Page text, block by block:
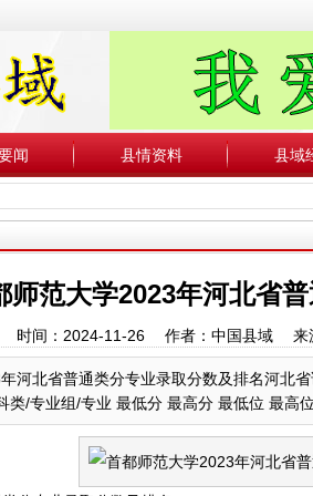
闻 县情资料 县域
师范大学2023年河北省
时间：2024-11-26 作者：中国县域 来
河北省普通类分专业录取分数及排名河北
类/专业组/专业 最低分 最高分 最低位 最